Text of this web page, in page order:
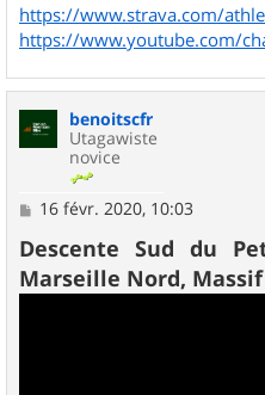
https://www.strava.com/
https://www.youtube.com/
benoitscfr
Utagawiste
novice
M
s
s
a
16 févr. 2020, 10:03
Descente Sud du
Marseille Nord,